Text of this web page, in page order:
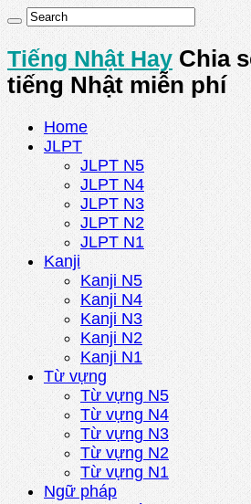
Tiếng Nhật Hay Chia
tiếng Nhật miễn phí
Home
JLPT
JLPT N5
JLPT N4
JLPT N3
JLPT N2
JLPT N1
Kanji
Kanji N5
Kanji N4
Kanji N3
Kanji N2
Kanji N1
Từ vựng
Từ vựng N5
Từ vựng N4
Từ vựng N3
Từ vựng N2
Từ vựng N1
Ngữ pháp